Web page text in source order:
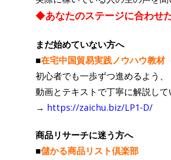
◆あなたのステージに合わせ
まだ始めていない方へ
■在宅中国貿易実践ノウハウ教材
初心者でも一歩ずつ進めるよう、
動画とテキストで丁寧に解説して
→ https://zaichu.biz/LP1-D/
商品リサーチに迷う方へ
■儲かる商品リスト倶楽部